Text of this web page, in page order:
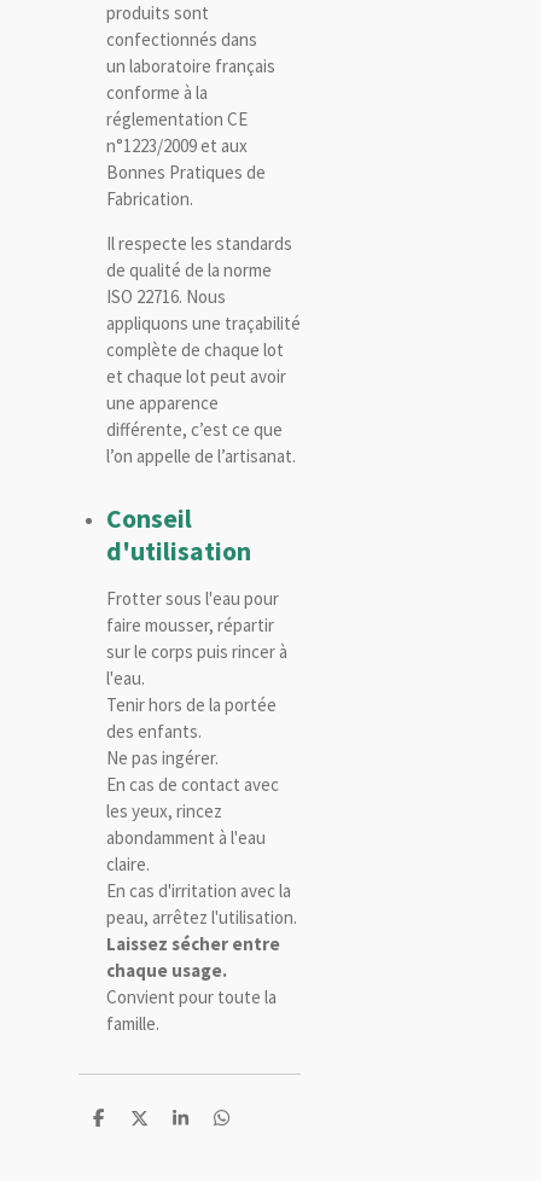
produits sont
confectionnés dans
un laboratoire français
conforme à la
réglementation CE
n°1223/2009 et aux
Bonnes Pratiques de
Fabrication.
Il respecte les standards
de qualité de la norme
ISO 22716. Nous
appliquons une traçabilité
complète de chaque lot
et chaque lot peut avoir
une apparence
différente, c’est ce que
l’on appelle de l’artisanat.
Conseil
d'utilisation
Frotter sous l'eau pour
faire mousser, répartir
sur le corps puis rincer à
l'eau.
Tenir hors de la portée
des enfants.
Ne pas ingérer.
En cas de contact avec
les yeux, rincez
abondamment à l'eau
claire.
En cas d'irritation avec la
peau, arrêtez l'utilisation.
Laissez sécher entre
chaque usage.
Convient pour toute la
famille.
P
P
P
P